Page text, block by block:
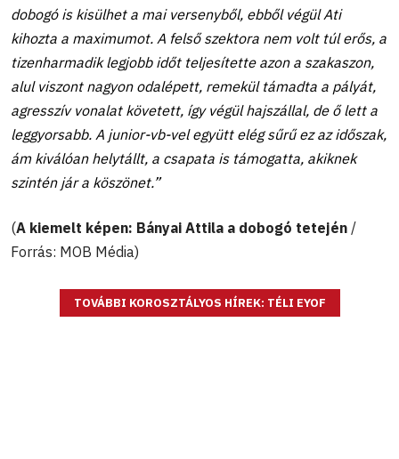
dobogó is kisülhet a mai versenyből, ebből végül Ati
kihozta a maximumot. A felső szektora nem volt túl erős, a
tizenharmadik legjobb időt teljesítette azon a szakaszon,
alul viszont nagyon odalépett, remekül támadta a pályát,
agresszív vonalat követett, így végül hajszállal, de ő lett a
leggyorsabb. A junior-vb-vel együtt elég sűrű ez az időszak,
ám kiválóan helytállt, a csapata is támogatta, akiknek
szintén jár a köszönet.”
(A kiemelt képen: Bányai Attila a dobogó tetején /
Forrás: MOB Média)
TOVÁBBI KOROSZTÁLYOS HÍREK: TÉLI EYOF